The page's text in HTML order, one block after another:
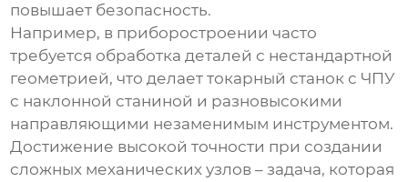
повышает безопасность.
Например, в приборостроении часто
требуется обработка деталей с нестандартной
геометрией, что делаеттокарный станок с ЧПУ
с наклонной станиной и разновысокими
направляющими незаменимым инструментом.
Достижение высокой точности при создании
сложных механических узлов – задача, которая